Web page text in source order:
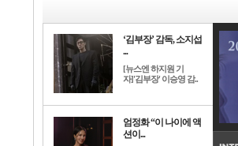
‘김부장’ 감독, 소지섭
...
[뉴스엔 하지원 기
자]'김부장' 이승영 감..
엄정화 “이 나이에 액
션이...